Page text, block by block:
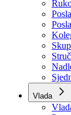
Skupština